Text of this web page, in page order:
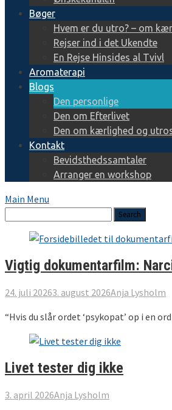
Bøger
Hvem er du utro? – om
Rejser ind i det Ukendte
En Rejse Hinsides al Tvivl
Aromaterapi
Blogs
Den personlige
Den om Efterlivet
Den om kærlighed og
Kontakt
Bevidsthedssamtaler
Arranger en workshop
Main Menu
Vigtig dokumentarfilm:
24. juli 20263. august 2026Anja Lysholm
“Hvis du slår ordet ‘psykopat’ op i en
Livet tester dig ikke
3. april 2026Anja Lysholm